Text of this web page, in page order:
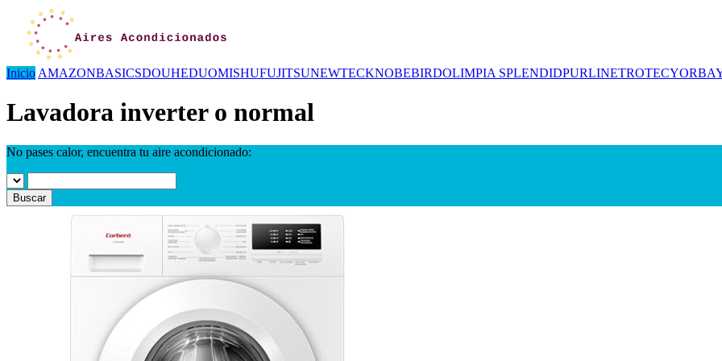
Inicio AMAZONBASICSDOUHEDUOMISHUFUJITSUNEWTECKNOBEBIRDOLIMPIA SPLENDIDPURLINETROTEC
Lavadora inverter o normal
No pases calor, encuentra tu aire acondicionado:
Buscar